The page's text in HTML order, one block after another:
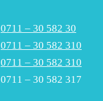
0711 – 30 582 30
0711 – 30 582 310
0711 – 30 582 310
0711 – 30 582 317